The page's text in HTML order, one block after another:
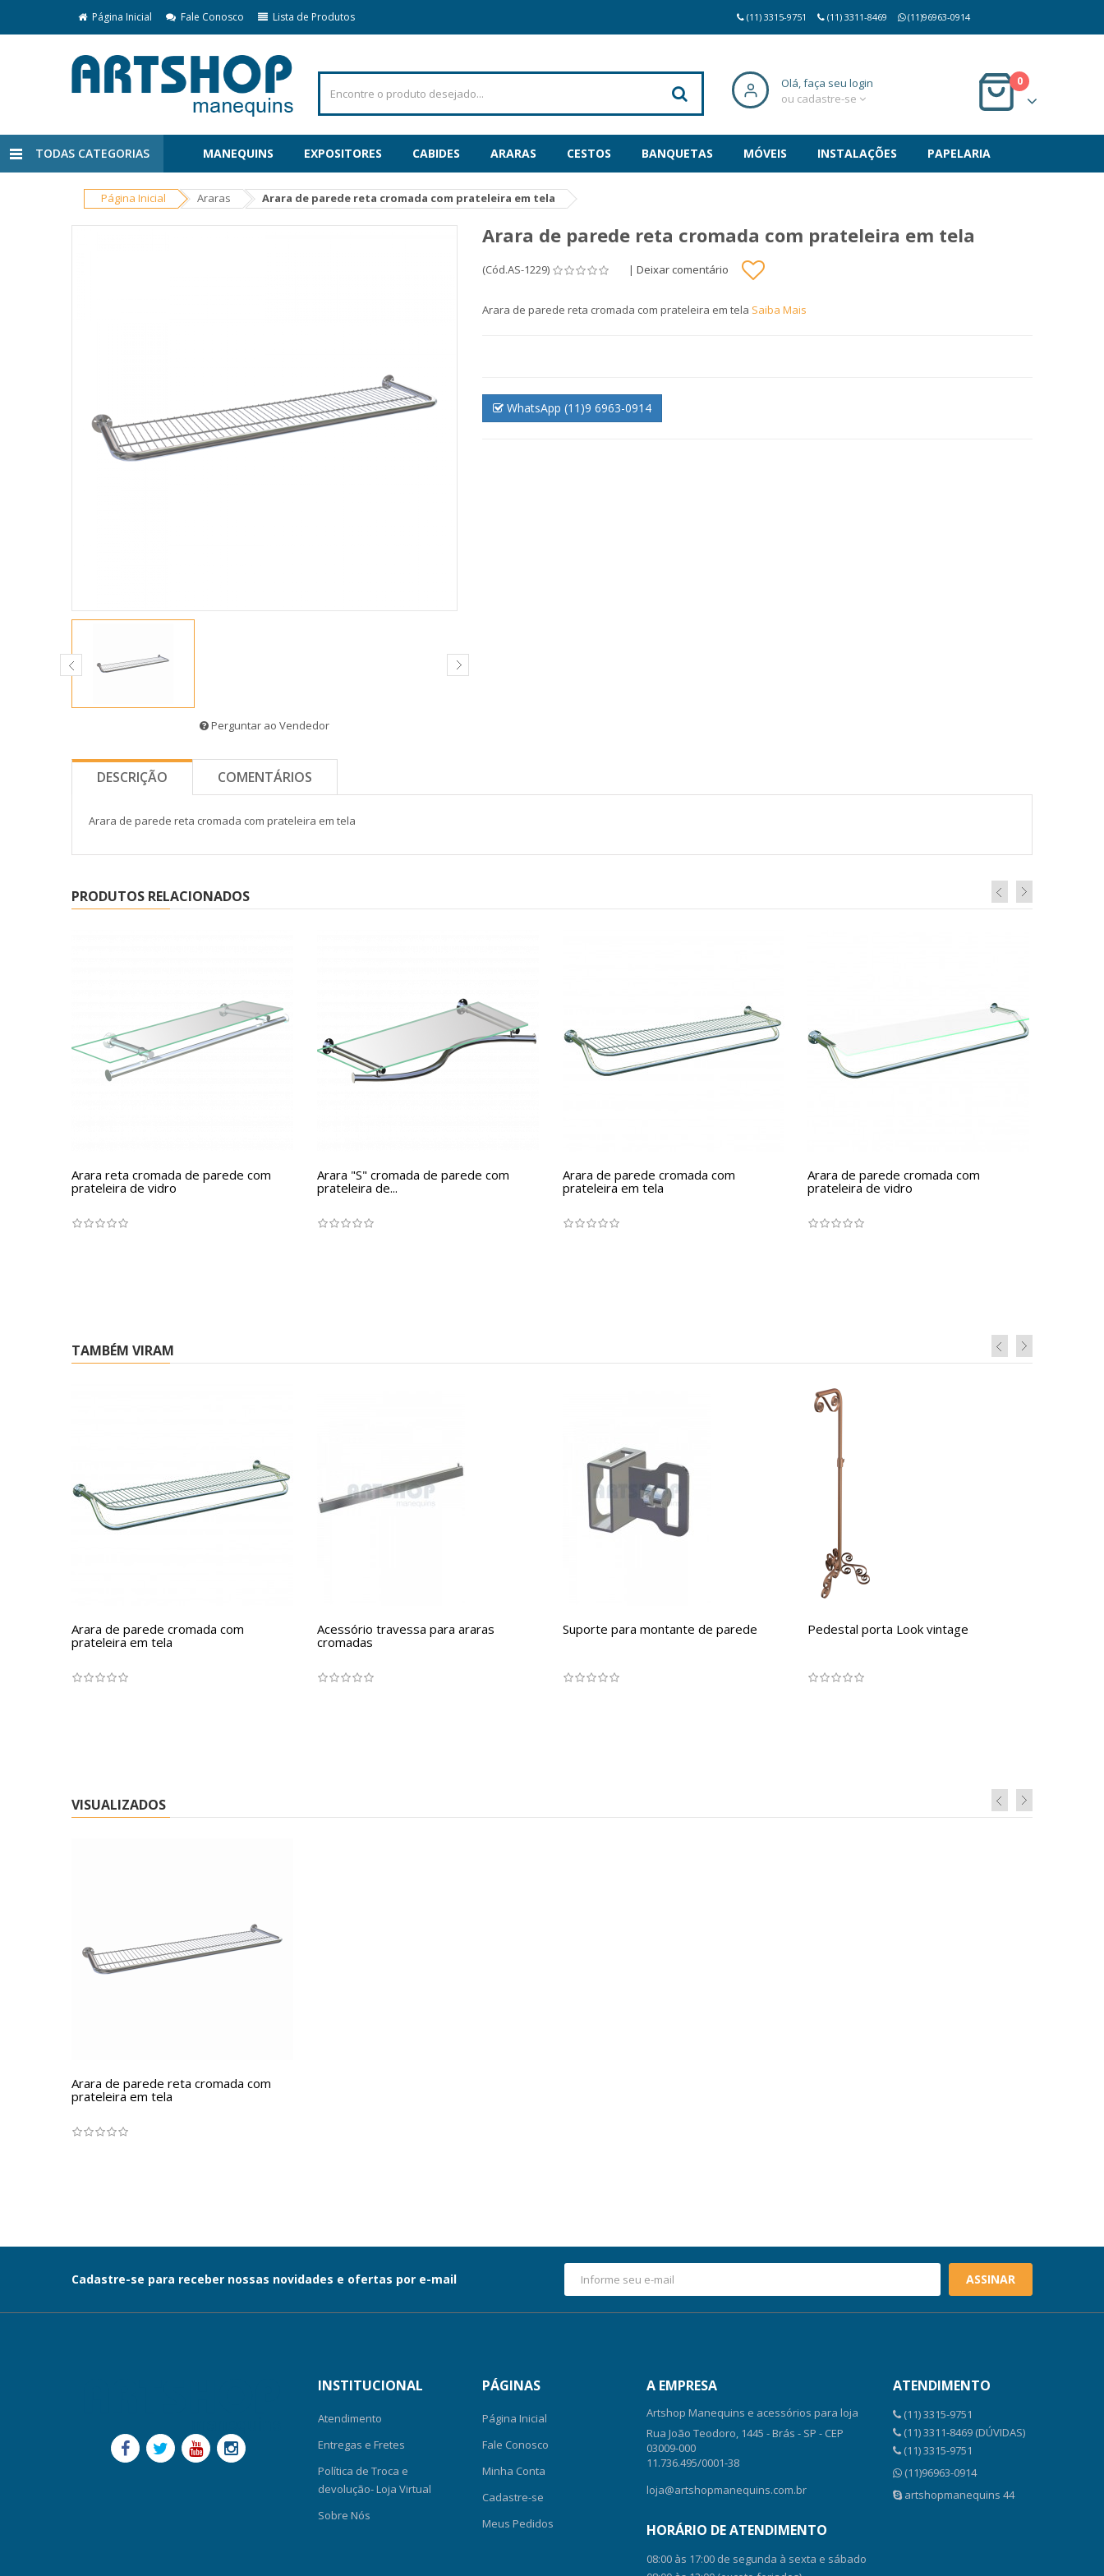
Página Inicial Fale Conosco Lista de Produtos (11) 3315-9751 (11) 3311-8469 (11)96963-0914
Olá, faça seu login
ou cadastre-se
0
TODAS CATEGORIAS MANEQUINS EXPOSITORES CABIDES ARARAS CESTOS BANQUETAS MÓVEIS INSTALAÇÕES PAPELARIA
Página Inicial Araras Arara de parede reta cromada com prateleira em tela
Perguntar ao Vendedor
Arara de parede reta cromada com prateleira em tela
(Cód.AS-1229) | Deixar comentário
Arara de parede reta cromada com prateleira em tela Saiba Mais
WhatsApp (11)9 6963-0914
DESCRIÇÃO COMENTÁRIOS
Arara de parede reta cromada com prateleira em tela
PRODUTOS RELACIONADOS
Arara reta cromada de parede com
prateleira de vidro
Arara "S" cromada de parede com
prateleira de...
Arara de parede cromada com
prateleira em tela
Arara de parede cromada com
prateleira de vidro
TAMBÉM VIRAM
Arara de parede cromada com
prateleira em tela
Acessório travessa para araras
cromadas
Suporte para montante de parede Pedestal porta Look vintage
VISUALIZADOS
Arara de parede reta cromada com
prateleira em tela
Cadastre-se para receber nossas novidades e ofertas por e-mail ASSINAR
INSTITUCIONAL
Atendimento
Entregas e Fretes
Política de Troca e
devolução- Loja Virtual
Sobre Nós
PÁGINAS
Página Inicial
Fale Conosco
Minha Conta
Cadastre-se
Meus Pedidos
A EMPRESA
Artshop Manequins e acessórios para loja
Rua João Teodoro, 1445 - Brás - SP - CEP
03009-000
11.736.495/0001-38
loja@artshopmanequins.com.br
HORÁRIO DE ATENDIMENTO
08:00 às 17:00 de segunda à sexta e sábado
ATENDIMENTO
(11) 3315-9751
(11) 3311-8469 (DÚVIDAS)
(11) 3315-9751
(11)96963-0914
artshopmanequins 44